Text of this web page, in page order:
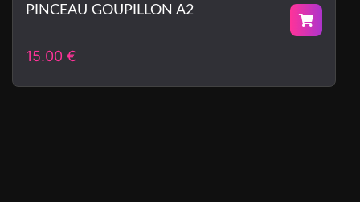
PINCEAU GOUPILLON A2
15.00 €